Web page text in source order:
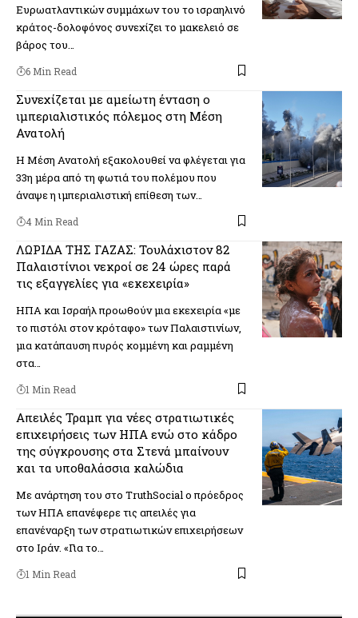
Ευρωατλαντικών συμμάχων του το ισραηλινό
κράτος-δολοφόνος συνεχίζει το μακελειό σε
βάρος του…
6 Min Read
Συνεχίζεται με αμείωτη ένταση ο
ιμπεριαλιστικός πόλεμος στη Μέση
Ανατολή
Η Μέση Ανατολή εξακολουθεί να φλέγεται για
33η μέρα από τη φωτιά του πολέμου που
άναψε η ιμπεριαλιστική επίθεση των…
4 Min Read
ΛΩΡΙΔΑ ΤΗΣ ΓΑΖΑΣ: Τουλάχιστον 82
Παλαιστίνιοι νεκροί σε 24 ώρες παρά
τις εξαγγελίες για «εκεχειρία»
ΗΠΑ και Ισραήλ προωθούν μια εκεχειρία «με
το πιστόλι στον κρόταφο» των Παλαιστινίων,
μια κατάπαυση πυρός κομμένη και ραμμένη
στα…
1 Min Read
Απειλές Τραμπ για νέες στρατιωτικές
επιχειρήσεις των ΗΠΑ ενώ στο κάδρο
της σύγκρουσης στα Στενά μπαίνουν
και τα υποθαλάσσια καλώδια
Με ανάρτηση του στο TruthSocial o πρόεδρος
των ΗΠΑ επανέφερε τις απειλές για
επανέναρξη των στρατιωτικών επιχειρήσεων
στο Ιράν. «Για το…
1 Min Read